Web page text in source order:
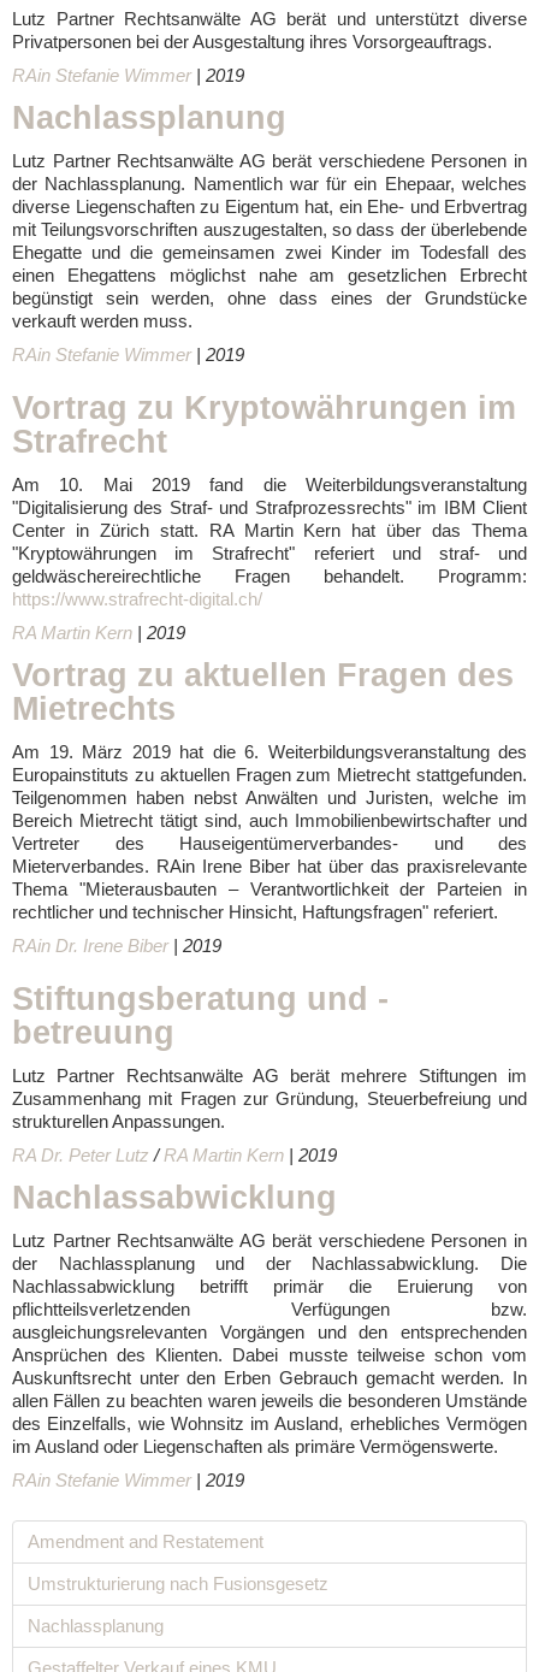
Lutz Partner Rechtsanwälte AG berät und unterstützt diverse
Privatpersonen bei der Ausgestaltung ihres Vorsorgeauftrags.
RAin Stefanie Wimmer | 2019
Nachlassplanung
Lutz Partner Rechtsanwälte AG berät verschiedene Personen in
der Nachlassplanung. Namentlich war für ein Ehepaar, welches
diverse Liegenschaften zu Eigentum hat, ein Ehe- und Erbvertrag
mit Teilungsvorschriften auszugestalten, so dass der überlebende
Ehegatte und die gemeinsamen zwei Kinder im Todesfall des
einen Ehegattens möglichst nahe am gesetzlichen Erbrecht
begünstigt sein werden, ohne dass eines der Grundstücke
verkauft werden muss.
RAin Stefanie Wimmer | 2019
Vortrag zu Kryptowährungen im
Strafrecht
Am 10. Mai 2019 fand die Weiterbildungsveranstaltung
"Digitalisierung des Straf- und Strafprozessrechts" im IBM Client
Center in Zürich statt. RA Martin Kern hat über das Thema
"Kryptowährungen im Strafrecht" referiert und straf- und
geldwäschereirechtliche Fragen behandelt. Programm:
https://www.strafrecht-digital.ch/
RA Martin Kern | 2019
Vortrag zu aktuellen Fragen des
Mietrechts
Am 19. März 2019 hat die 6. Weiterbildungsveranstaltung des
Europainstituts zu aktuellen Fragen zum Mietrecht stattgefunden.
Teilgenommen haben nebst Anwälten und Juristen, welche im
Bereich Mietrecht tätigt sind, auch Immobilienbewirtschafter und
Vertreter des Hauseigentümerverbandes- und des
Mieterverbandes. RAin Irene Biber hat über das praxisrelevante
Thema "Mieterausbauten – Verantwortlichkeit der Parteien in
rechtlicher und technischer Hinsicht, Haftungsfragen" referiert.
RAin Dr. Irene Biber| 2019
Stiftungsberatung und -
betreuung
Lutz Partner Rechtsanwälte AG berät mehrere Stiftungen im
Zusammenhang mit Fragen zur Gründung, Steuerbefreiung und
strukturellen Anpassungen.
RA Dr. Peter Lutz/RA Martin Kern | 2019
Nachlassabwicklung
Lutz Partner Rechtsanwälte AG berät verschiedene Personen in
der Nachlassplanung und der Nachlassabwicklung. Die
Nachlassabwicklung betrifft primär die Eruierung von
pflichtteilsverletzenden Verfügungen bzw.
ausgleichungsrelevanten Vorgängen und den entsprechenden
Ansprüchen des Klienten. Dabei musste teilweise schon vom
Auskunftsrecht unter den Erben Gebrauch gemacht werden. In
allen Fällen zu beachten waren jeweils die besonderen Umstände
des Einzelfalls, wie Wohnsitz im Ausland, erhebliches Vermögen
im Ausland oder Liegenschaften als primäre Vermögenswerte.
RAin Stefanie Wimmer | 2019
Amendment and Restatement
Umstrukturierung nach Fusionsgesetz
Nachlassplanung
Gestaffelter Verkauf eines KMU